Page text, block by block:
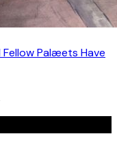
Palæets Have